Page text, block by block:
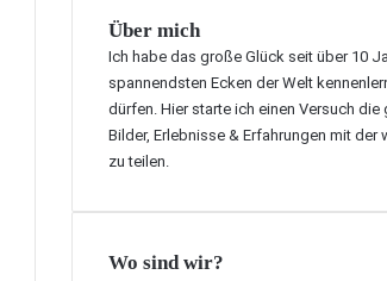
Über mich
Ich habe das große Glück seit über 10
spannendsten Ecken der Welt
dürfen. Hier starte ich einen Versuch die
Bilder, Erlebnisse & Erfahrungen mit der
zu teilen.
Wo sind wir?